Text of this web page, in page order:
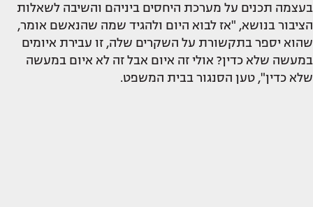
בעצמה תכנים על מערכת היחסים ביניהם והשיבה לשאלות
הציבור בנושא, "אז לבוא היום ולהגיד שמה שהנאשם אומר,
שהוא יספר בתקשורת על השקרים שלה, זו עבירת איומים
במעשה שלא כדין? אולי זה איום אבל זה לא איום במעשה
שלא כדין", טען הסנגור בבית המשפט.